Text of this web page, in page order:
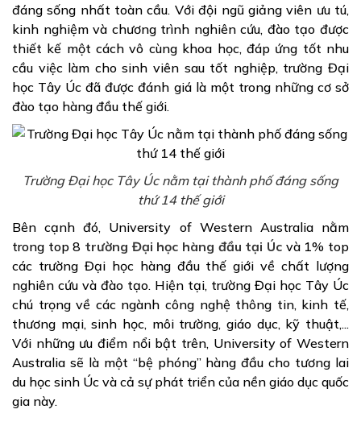
đáng sống nhất toàn cầu. Với đội ngũ giảng viên ưu tú,
kinh nghiệm và chương trình nghiên cứu, đào tạo được
thiết kế một cách vô cùng khoa học, đáp ứng tốt nhu
cầu việc làm cho sinh viên sau tốt nghiệp, trường Đại
học Tây Úc đã được đánh giá là một trong những cơ sở
đào tạo hàng đầu thế giới.
Trường Đại học Tây Úc nằm tại thành phố đáng sống
thứ 14 thế giới
Bên cạnh đó, University of Western Australia nằm
trong top 8 trường Đại học hàng đầu tại Úc và 1% top
các trường Đại học hàng đầu thế giới về chất lượng
nghiên cứu và đào tạo. Hiện tại, trường Đại học Tây Úc
chú trọng về các ngành công nghệ thông tin, kinh tế,
thương mại, sinh học, môi trường, giáo dục, kỹ thuật,...
Với những ưu điểm nổi bật trên, University of Western
Australia sẽ là một “bệ phóng” hàng đầu cho tương lai
du học sinh Úc và cả sự phát triển của nền giáo dục quốc
gia này.